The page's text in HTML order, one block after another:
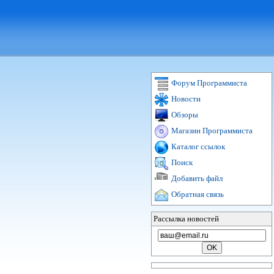
Форум Программиста
Новости
Обзоры
Магазин Программиста
Каталог ссылок
Поиск
Добавить файл
Обратная связь
Рассылка новостей